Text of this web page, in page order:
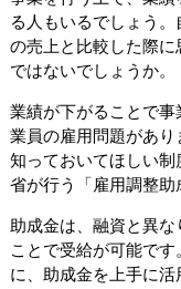
る人もいるでしょう
の売上と比較した際
ではないでしょうか。
業績が下がることで
業員の雇用問題があ
知っておいてほしい
省が行う「雇用調整助
助成金は、融資と異
ことで受給が可能で
に、助成金を上手に